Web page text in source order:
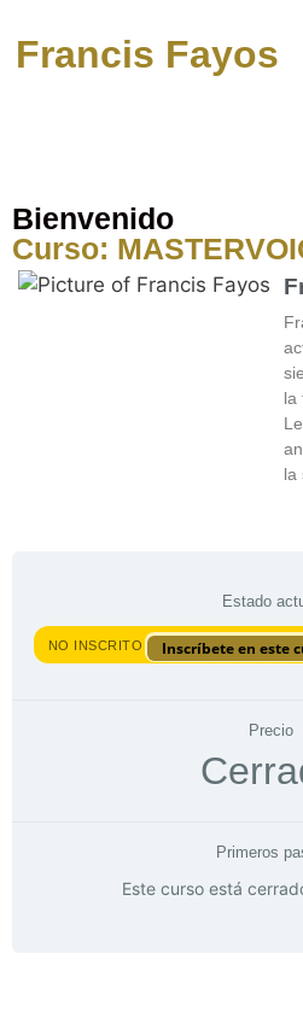
Francis Fayos
Bienvenido
Curso:
la
la
Estado
NO INSCRITO Inscríbete en este
Precio
Primeros
Este curso está